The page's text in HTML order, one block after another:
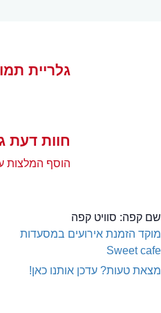
גלריית
חוות דעת
הוסף המלצות
שם קפה: סוויט קפה
מוקד הזמנת אירועים במסעדות
Sweet cafe
מצאת טעות? עדכן אותנו כאן!